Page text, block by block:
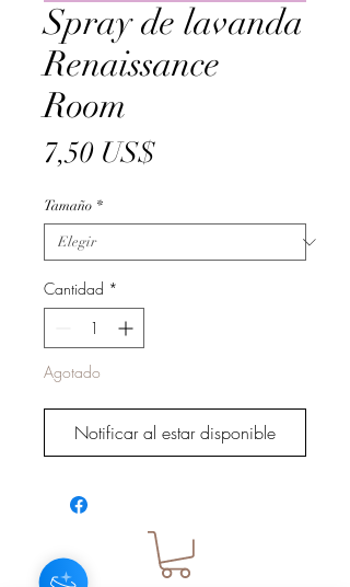
Spray de lavanda
Renaissance
Room
7,50 US$Precio
Tamaño *
Cantidad *
Agotado
Notificar al estar disponible